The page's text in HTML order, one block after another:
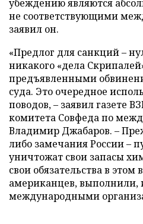
убеждению являются
не соответствующими
заявил он.
«Предлог для санкций –
никакого «дела
предъявленными
суда. Это очередное
поводов, – заявил газете
комитета Совфеда по
Владимир Джабаров. –
либо замечания России –
уничтожат свои запасы
свои обязательства в этом
американцев, выполнили,
международными